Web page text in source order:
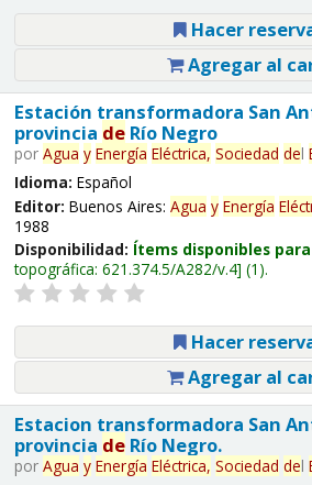
Hacer
Agregar al
Estación transformadora San
provincia deRío Negro
por Agua y Energía Eléctrica, Sociedad del
Idioma: Español
Editor: Buenos Aires: Agua y Energía
1988
Disponibilidad: Ítems disponibles
topográfica: 621.374.5/A282/v.4 (1).
Hacer
Agregar al
Estacion transformadora San
provincia deRío Negro.
por Agua y Energía Eléctrica, Sociedad del